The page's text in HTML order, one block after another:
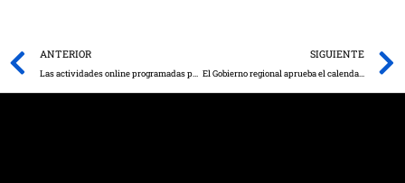
Prev
ANTERIOR
Las actividades online programadas por el Gobierno regional durante la Semana de la Arqueología han llegado a más de 100.000 personas
SIGUIENTE
El Gobierno regional aprueba el calendario laboral con los 12 festivos para el próximo año, incluyendo el Corpus Christi y el Día de la Región